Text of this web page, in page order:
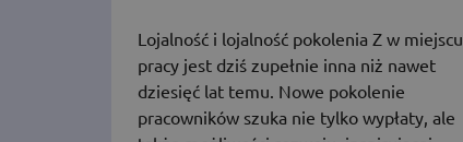
Lojalność i lojalność pokolenia Z w miejscu
pracy jest dziś zupełnie inna niż nawet
dziesięć lat temu. Nowe pokolenie
pracowników szuka nie tylko wypłaty, ale